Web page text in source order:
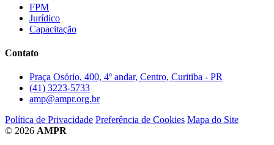
FPM
Jurídico
Capacitação
Contato
Praça Osório, 400, 4º andar, Centro, Curitiba - PR
(41) 3223-5733
amp@ampr.org.br
Política de Privacidade Preferência de Cookies Mapa do Site
© 2026 AMPR